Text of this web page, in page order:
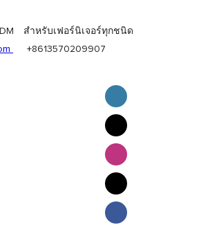
สำหรับเฟอร์นิเจอร์ทุกชนิด
+8613570209907
English
Pilipino